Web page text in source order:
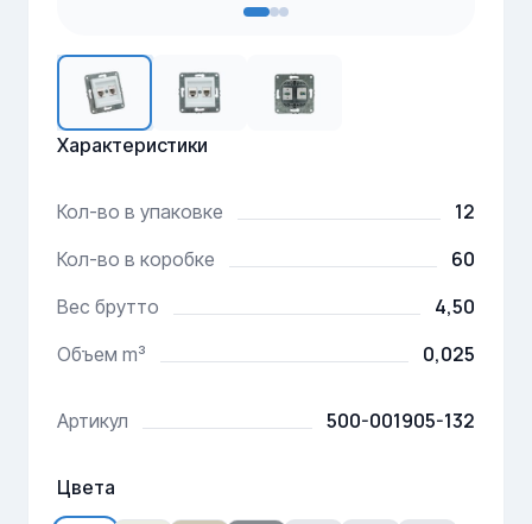
Характеристики
Кол-во в упаковке 12
Кол-во в коробке 60
Вес брутто 4,50
Объем m³ 0,025
Артикул 500-001905-132
Цвета